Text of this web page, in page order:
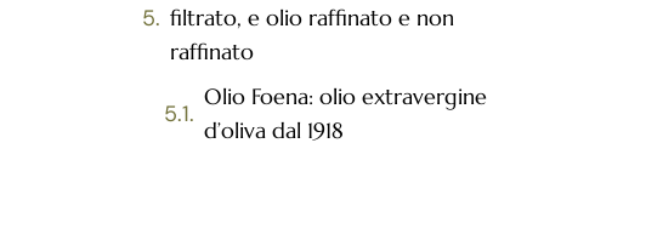
filtrato, e olio raffinato e non
raffinato
Olio Foena: olio extravergine
d’oliva dal 1918